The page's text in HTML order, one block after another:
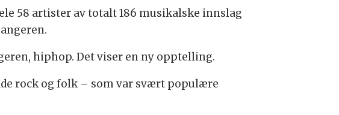
58 artister av totalt 186 musikalske innslag
hiphop. Det viser en ny opptelling.
rock og folk – som var svært populære